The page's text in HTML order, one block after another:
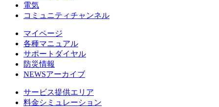
電気
コミュニティチャンネル
マイページ
各種マニュアル
サポートダイヤル
防災情報
NEWSアーカイブ
サービス提供エリア
料金シミュレーション